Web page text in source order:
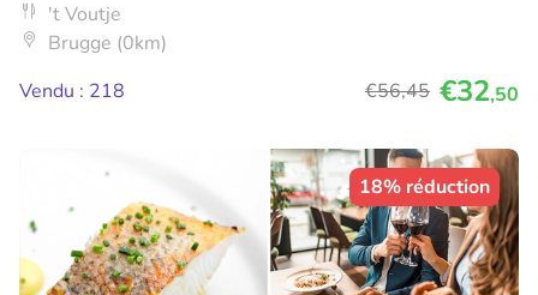
't Voutje
Brugge (0km)
Vendu : 218
€56,45 €32,50
18% réduction